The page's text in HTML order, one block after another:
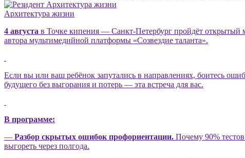
Архитектура жизни
4 августа в Точке кипения — Санкт-Петербург пройдёт открытый
автора мультимедийной платформы «Созвездие таланта».
Если вы или ваш ребёнок запутались в направлениях, боитесь
будущего без выгорания и потерь — эта встреча для вас.
В программе:
— Разбор скрытых ошибок профориентации. Почему 90%
выгореть через полгода.